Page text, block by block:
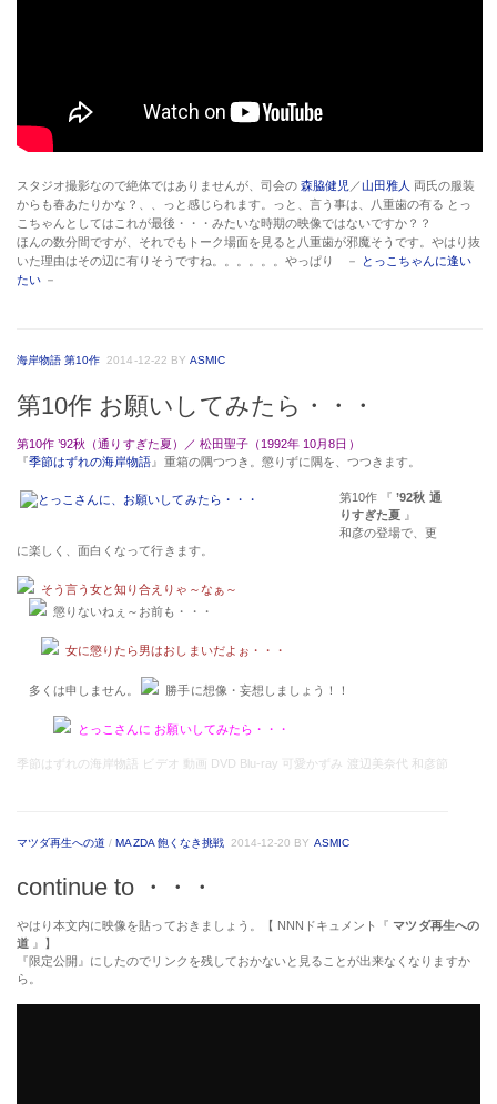
スタジオ撮影なので絶体ではありませんが、司会の 森脇健児 ／山田雅人 両氏の服装
からも春あたりかな？、、っと感じられます。っと、言う事は、八重歯の有る とっ
こちゃんとしてはこれが最後・・・みたいな時期の映像ではないですか？？
ほんの数分間ですが、それでもトーク場面を見ると八重歯が邪魔そうです。やはり抜
いた理由はその辺に有りそうですね。。。。。。やっぱり －
とっこちゃんに逢い
たい －
海岸物語 第10作 2014-12-22 BY ASMIC
第10作 お願いしてみたら・・・
第10作 ’92秋（通りすぎた夏）／ 松田聖子（1992年 10月8日）
『季節はずれの海岸物語 』重箱の隅つつき。懲りずに隅を、つつきます。
第10作 『’92秋 通
りすぎた夏 』
和彦の登場で、更
に楽しく、面白くなって行きます。
そう言う女と知り合えりゃ～なぁ～
懲りないねぇ～お前も・・・
女に懲りたら男はおしまいだよぉ・・・
多くは申しません。 勝手に想像・妄想しましょう！！
とっこさんに お願いしてみたら・・・
季節はずれの海岸物語 ビデオ 動画 DVD Blu-ray 可愛かずみ 渡辺美奈代 和彦節
マツダ再生への道 /MAZDA 飽くなき挑戦 2014-12-20 BY ASMIC
continue to ・・・
やはり本文内に映像を貼っておきましょう。【 NNNドキュメント『マツダ再生への
道 』】
『限定公開』にしたのでリンクを残しておかないと見ることが出来なくなりますか
ら。